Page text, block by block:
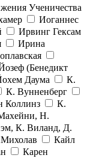
Ученичества
Иоганнес
Ирвинг Гексам
Ирина
(Бенедикт
Даума
К.
К. Вунненберг
Коллинз
К.
Н.
К. Виланд, Д.
Кайл
Карен